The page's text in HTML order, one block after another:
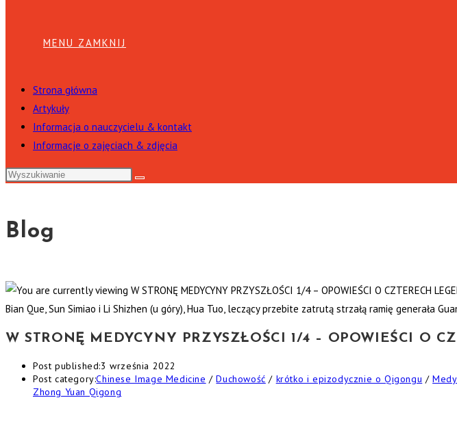
MENU ZAMKNIJ
Strona główna
Artykuły
Informacja o nauczycielu & kontakt
Informacje o zajęciach & zdjęcia
Blog
Bian Que, Sun Simiao i Li Shizhen (u góry), Hua Tuo, leczący przebite zatrutą strzałą ramię generała
W STRONĘ MEDYCYNY PRZYSZŁOŚCI 1/4 – OPOWIEŚCI O
Post published:3 września 2022
Post category:Chinese Image Medicine / Duchowość / krótko i epizodycznie o Qigongu /
Zhong Yuan Qigong